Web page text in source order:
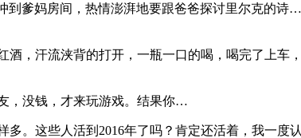
爹妈房间，热情澎湃地要跟爸爸探讨里尔克的
，汗流浃背的打开，一瓶一口的喝，喝完了上车
，没钱，才来玩游戏。结果你…
。这些人活到2016年了吗？肯定还活着，我一度